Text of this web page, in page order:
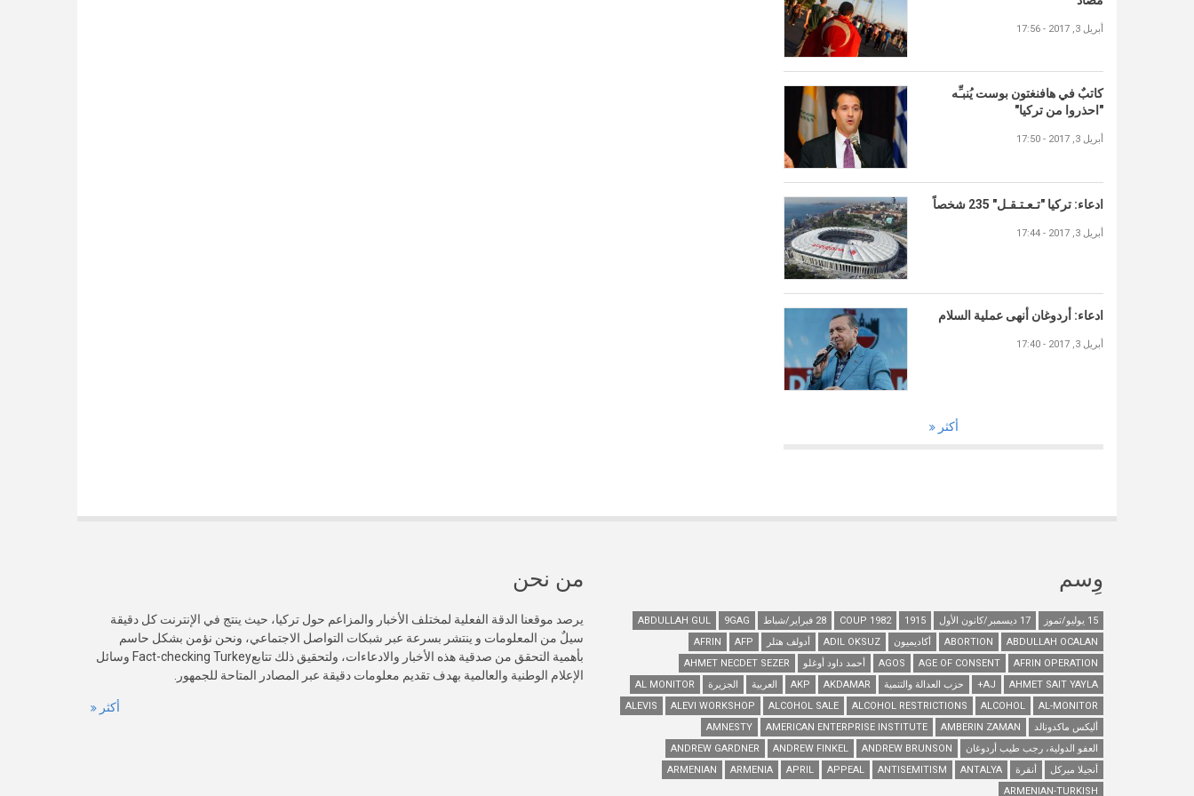
أبريل 3, 2017 - 17:56
كاتبٌ في هافنغتون بوست يُنبـِّه
"احذروا من تركيا"
أبريل 3, 2017 - 17:50
ادعاء: تركيا "تـعـتـقـل" 235 شخصاً
أبريل 3, 2017 - 17:44
ادعاء: أردوغان أنهى عملية السلام
أبريل 3, 2017 - 17:40
أكثر
من نحن
يرصد موقعنا الدقة الفعلية لمختلف الأخبار والمزاعم حول تركيا، حيث ينتج في الإنترنت كل دقيقة
سيلٌ من المعلومات و ينتشر بسرعة عبر شبكات التواصل الاجتماعي، ونحن نؤمن بشكل حاسم
بأهمية التحقق من صدقية هذه الأخبار والادعاءات، ولتحقيق ذلك تتابعFact-checking Turkey وسائل
الإعلام الوطنية والعالمية بهدف تقديم معلومات دقيقة عبر المصادر المتاحة للجمهور.
أكثر
وِسم
15 يوليو/تموز 17 ديسمبر/كانون الأول 1915
1982 COUP 28 فبراير/شباط 9GAG
ABDULLAH GUL
ABDULLAH OCALAN
ABORTION أكاديميون ADIL OKSUZ أدولف هتلر AFP
AFRIN
AFRIN OPERATION
AGE OF CONSENT
AGOS أحمد داود أوغلو
AHMET NECDET SEZER
AHMET SAIT YAYLA
AJ+ حزب العدالة والتنمية AKDAMAR
AKP العربية الجزيرة
AL MONITOR
AL-MONITOR
ALCOHOL
ALCOHOL RESTRICTIONS
ALCOHOL SALE
ALEVI WORKSHOP
ALEVIS
أليكس ماكدونالد
AMBERIN ZAMAN
AMERICAN ENTERPRISE INSTITUTE
AMNESTY
العفو الدولية، رجب طيب أردوغان
ANDREW BRUNSON
ANDREW FINKEL
ANDREW GARDNER
أنجيلا ميركل
أنقرة ANTALYA
ANTISEMITISM
APPEAL
APRIL
ARMENIA
ARMENIAN
ARMENIAN-TURKISH